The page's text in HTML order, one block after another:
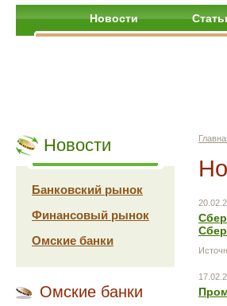
Новости
Новости
Банковский рынок
Финансовый рынок
Омские банки
Омские банки